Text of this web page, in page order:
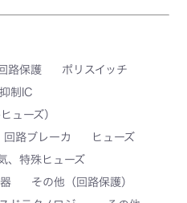
回路保護
ポリスイッチ
制IC
ューズ）
回路ブレーカ
ヒューズ
、特殊ヒューズ
その他（回路保護）